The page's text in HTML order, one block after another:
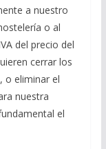
a nuestro
o al
del precio del
cerrar los
o eliminar el
nuestra
el